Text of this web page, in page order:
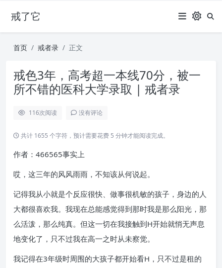
戒了它
首页 戒者录 正文
戒色3年，高考超一本线70分，被一
所不错的医科大学录取 | 戒者录
116次阅读 没有评论
共计 1655 个字符，预计需要花费 5 分钟才能阅读完成。
作者：466565事实上
哎，这三年的风风雨雨，不知该从何说起。
记得我从小就是个反应很快、做事很机敏的孩子，身边的人
大都很喜欢我。我现在总能感觉得到那时我是那么阳光，那
么活泼，那么纯真。但这一切在我接触到H开始就悄无声息
地变化了，只不过我在高一之时从未察觉。
我记得在3年级时周围的大孩子都开始看H，只不过是租的